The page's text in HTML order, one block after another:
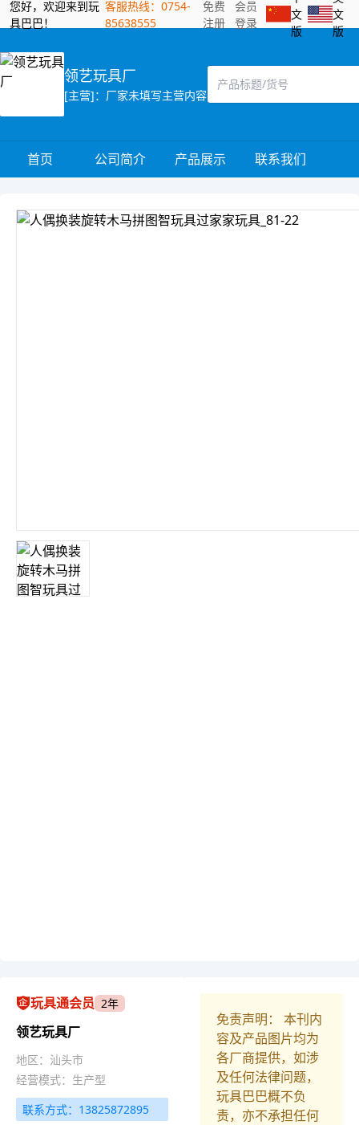
您好，欢迎来到玩
具巴巴！
客服热线：0754-
85638555
免费
注册
会员
登录
文
版
文
版
领艺玩具厂
[主营]：厂家未填写主营内容
首页 公司简介 产品展示 联系我们
玩具通会员 2年
领艺玩具厂
地区：汕头市
经营模式：生产型
联系方式：13825872895
免责声明： 本刊内
容及产品图片均为
各厂商提供，如涉
及任何法律问题，
玩具巴巴概不负
责，亦不承担任何